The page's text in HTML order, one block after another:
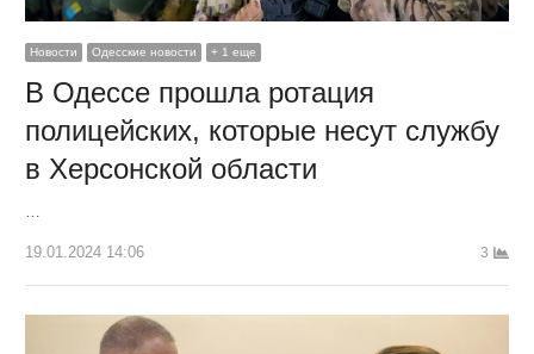
Новости Одесские новости + 1 еще
В Одессе прошла ротация
полицейских, которые несут службу
в Херсонской области
…
19.01.2024 14:06 3